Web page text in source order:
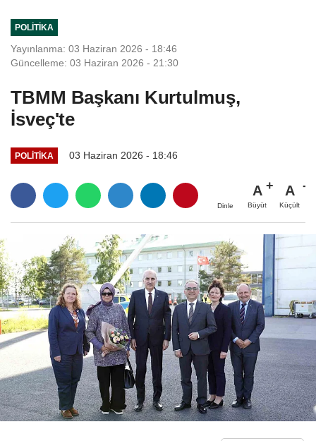
POLITIKA
Yayınlanma: 03 Haziran 2026 - 18:46
Güncelleme: 03 Haziran 2026 - 21:30
TBMM Başkanı Kurtulmuş,
İsveç'te
POLITIKA 03 Haziran 2026 - 18:46
Dinle
A
Büyüt
A
Küçült